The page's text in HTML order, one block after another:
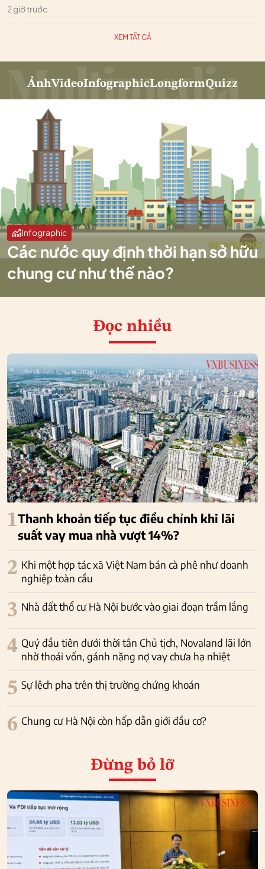
2 giờ trước
XEM TẤT CẢ
ẢnhVideoInfographicLongformQuizz
Infographic
Các nước quy định thời hạn sở hữu
chung cư như thế nào?
Đọc nhiều
1Thanh khoản tiếp tục điều chỉnh khi lãi
suất vay mua nhà vượt 14%?
2 Khi một hợp tác xã Việt Nam bán cà phê như doanh
nghiệp toàn cầu
3 Nhà đất thổ cư Hà Nội bước vào giai đoạn trầm lắng
4 Quý đầu tiên dưới thời tân Chủ tịch, Novaland lãi lớn
nhờ thoái vốn, gánh nặng nợ vay chưa hạ nhiệt
5 Sự lệch pha trên thị trường chứng khoán
6 Chung cư Hà Nội còn hấp dẫn giới đầu cơ?
Đừng bỏ lỡ